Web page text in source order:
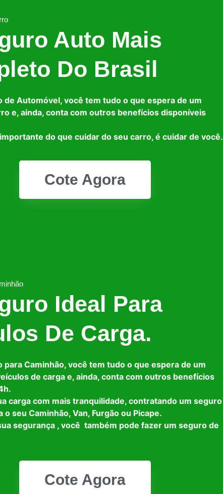
Auto Mais
Do Brasil
de Automóvel, você tem tudo o que espera de um
e, ainda, conta com outros benefícios disponíveis
do que cuidar do seu carro, é cuidar de você.
Cote Agora
Ideal Para
De Carga.
para Caminhão, você tem tudo o que espera de um
de carga e, ainda, conta com outros benefícios
carga com mais tranquilidade, contratando um seguro
o seu Caminhão, Van, Furgão ou Picape.
segurança , você também pode fazer um seguro de
Cote Agora